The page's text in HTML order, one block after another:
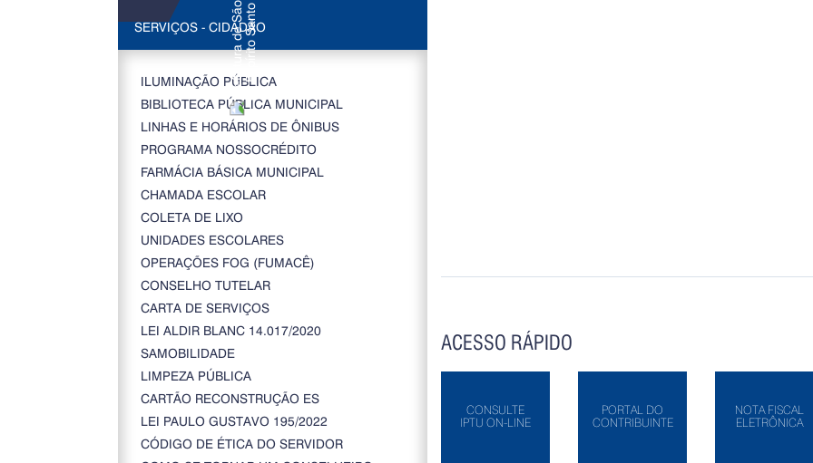
SERVIÇOS - CIDADÃO
ILUMINAÇÃO PÚBLICA
BIBLIOTECA PÚBLICA MUNICIPAL
LINHAS E HORÁRIOS DE ÔNIBUS
PROGRAMA NOSSOCRÉDITO
FARMÁCIA BÁSICA MUNICIPAL
CHAMADA ESCOLAR
COLETA DE LIXO
UNIDADES ESCOLARES
OPERAÇÕES FOG (FUMACÊ)
CONSELHO TUTELAR
CARTA DE SERVIÇOS
LEI ALDIR BLANC 14.017/2020
SAMOBILIDADE
LIMPEZA PÚBLICA
CARTÃO RECONSTRUÇÃO ES
LEI PAULO GUSTAVO 195/2022
CÓDIGO DE ÉTICA DO SERVIDOR
ACESSO RÁPIDO
CONSULTE
IPTU ON-LINE
PORTAL DO
CONTRIBUINTE
NOTA FISCAL
ELETRÔNICA